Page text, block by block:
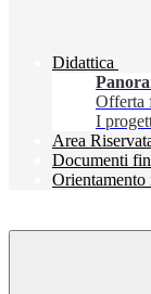
Didattica
Offerta
I
Area
Documenti